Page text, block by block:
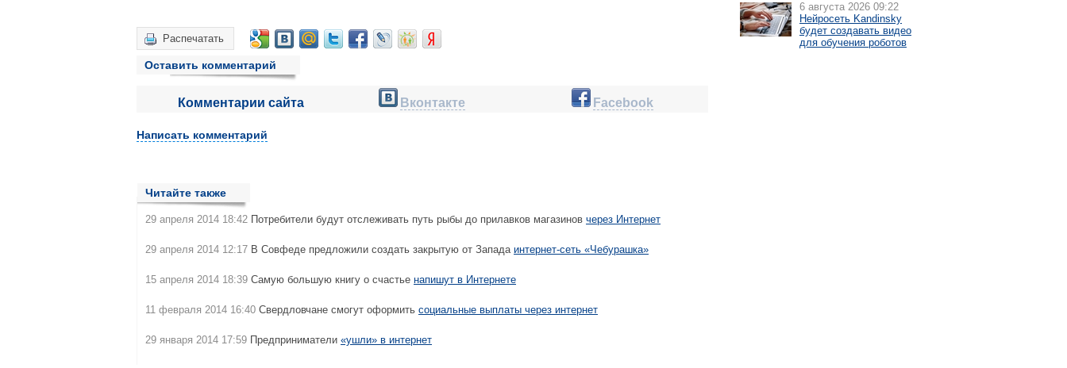
Распечатать
Оставить комментарий
Комментарии сайта Вконтакте Facebook
Написать комментарий
Читайте также
29 апреля 2014 18:42 Потребители будут отслеживать путь рыбы до прилавков магазинов через Интернет
29 апреля 2014 12:17 В Совфеде предложили создать закрытую от Запада интернет-сеть «Чебурашка»
15 апреля 2014 18:39 Самую большую книгу о счастье напишут в Интернете
11 февраля 2014 16:40 Свердловчане смогут оформить социальные выплаты через интернет
29 января 2014 17:59 Предприниматели «ушли» в интернет
6 августа 2026 09:22
Нейросеть Kandinsky
будет создавать видео
для обучения роботов